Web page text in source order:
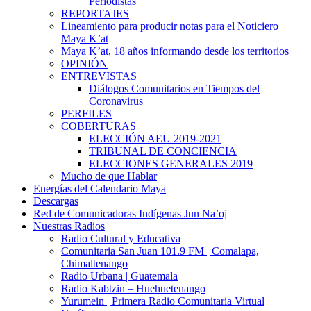
REPORTAJES
Lineamiento para producir notas para el Noticiero
Maya K’at
Maya K’at, 18 años informando desde los territorios
OPINIÓN
ENTREVISTAS
Diálogos Comunitarios en Tiempos del
Coronavirus
PERFILES
COBERTURAS
ELECCIÓN AEU 2019-2021
TRIBUNAL DE CONCIENCIA
ELECCIONES GENERALES 2019
Mucho de que Hablar
Energías del Calendario Maya
Descargas
Red de Comunicadoras Indígenas Jun Na’oj
Nuestras Radios
Radio Cultural y Educativa
Comunitaria San Juan 101.9 FM | Comalapa,
Chimaltenango
Radio Urbana | Guatemala
Radio Kabtzin – Huehuetenango
Yurumein | Primera Radio Comunitaria Virtual